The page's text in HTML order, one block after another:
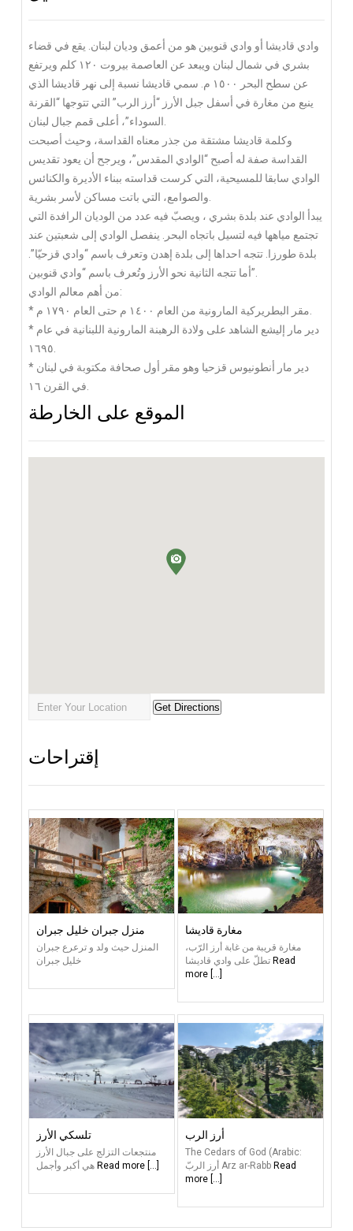
وادي قاديشا أو وادي قنوبين هو من أعمق وديان لبنان. يقع في قضاء
بشري في شمال لبنان ويبعد عن العاصمة بيروت ١٢٠ كلم ويرتفع
عن سطح البحر ١٥٠٠ م. سمي قاديشا نسبة إلى نهر قاديشا الذي
ينبع من مغارة في أسفل جبل الأرز “أرز الرب” التي تتوجها “القرنة
القداسة صفة له أصبح “الوادي المقدس”، ويرجح أن يعود تقديس
الوادي سابقا للمسيحية، التي كرست قداسته ببناء الأديرة والكنائس
يبدأ الوادي عند بلدة بشري ، ويصبّ فيه عدد من الوديان الرافدة التي
تجتمع مياهها فيه لتسيل باتجاه البحر. ينفصل الوادي إلى شعبتين عند
بلدة طورزا. تتجه احداها إلى بلدة إهدن وتعرف باسم “وادي قزحيّا”.
أما تتجه الثانية نحو الأرز وتُعرف باسم “وادي قنوبين”.
‎من أهم معالم الوادي:
* دير مار إليشع الشاهد على ولادة الرهبنة المارونية اللبنانية في عام
* دير مار أنطونيوس قزحيا وهو مقر أول صحافة مكتوبة في لبنان
الموقع على الخارطة
إقتراحات
منزل جبران خليل جبران
المنزل حيث ولد و ترعرع جبران
خليل جبران
مغارة قاديشا
مغارة قريبة من غابة أرز الرّب،
Read
more [...]
تلسكي الأرز
منتجعات التزلج على جبال الأرز
هي أكبر وأجمل Read more [...]
أرز الرب
The Cedars of God (Arabic:
أرز الربّ‎‎ Arz ar-Rabb Read
more [...]